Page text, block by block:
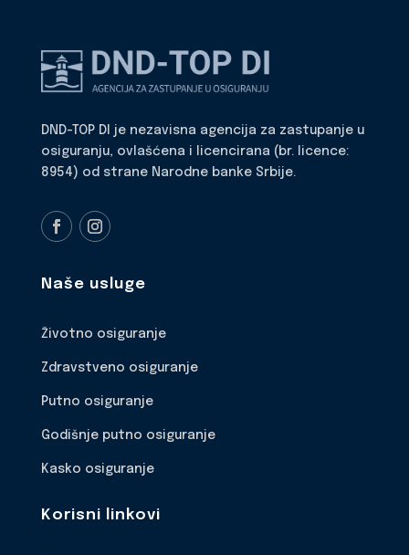
DND-TOP DI je nezavisna agencija za zastupanje u
osiguranju, ovlašćena i licencirana (br. licence:
8954) od strane Narodne banke Srbije.
Naše usluge
Životno osiguranje
Zdravstveno osiguranje
Putno osiguranje
Godišnje putno osiguranje
Kasko osiguranje
Korisni linkovi